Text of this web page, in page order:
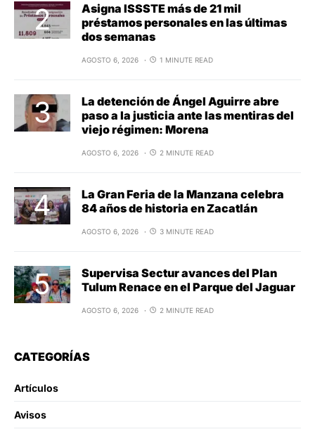
Asigna ISSSTE más de 21 mil
préstamos personales en las últimas
dos semanas
AGOSTO 6, 2026 1 MINUTE READ
La detención de Ángel Aguirre abre
paso a la justicia ante las mentiras del
viejo régimen: Morena
AGOSTO 6, 2026 2 MINUTE READ
La Gran Feria de la Manzana celebra
84 años de historia en Zacatlán
AGOSTO 6, 2026 3 MINUTE READ
Supervisa Sectur avances del Plan
Tulum Renace en el Parque del Jaguar
AGOSTO 6, 2026 2 MINUTE READ
CATEGORÍAS
Artículos
Avisos